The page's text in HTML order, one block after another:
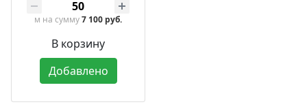
м на сумму7 100 руб.
В корзину
Добавлено